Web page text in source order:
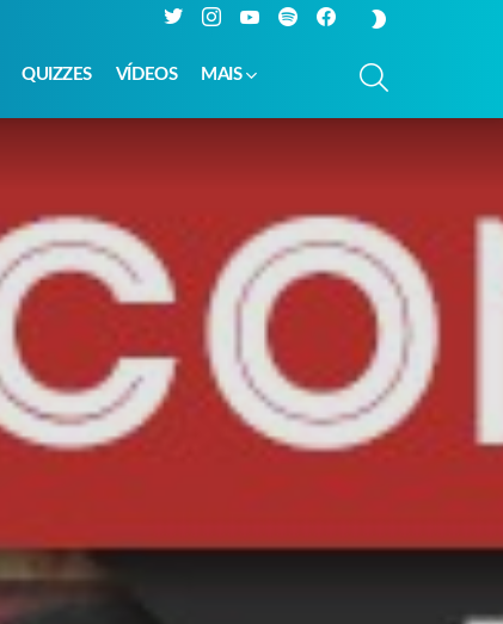
TwitterInstagramYouTubeSpotify Facebook
QUIZZES VÍDEOS MAIS